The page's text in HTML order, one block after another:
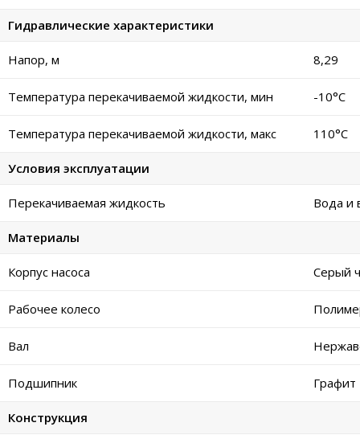
Гидравлические характеристики
Напор, м 8,29
Температура перекачиваемой жидкости, мин -10°C
Температура перекачиваемой жидкости, макс 110°C
Условия эксплуатации
Перекачиваемая жидкость Вода и
Материалы
Корпус насоса Серый
Рабочее колесо
Вал
Подшипник Графит
Конструкция